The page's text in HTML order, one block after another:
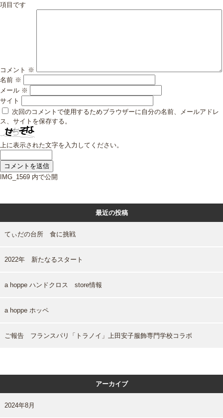
項目です
コメント ※
名前 ※
メール ※
サイト
次回のコメントで使用するためブラウザーに自分の名前、メールアドレ
ス、サイトを保存する。
上に表示された文字を入力してください。
投
ビ
ー
シ
IMG_1569 内で公開
最近の投稿
てぃだの台所 食に挑戦
2022年 新たなるスタート
a hoppe ハンドクロス store情報
a hoppe ホッペ
ご報告 フランスパリ「トラノイ」上田安子服飾専門学校コラボ
アーカイブ
2024年8月